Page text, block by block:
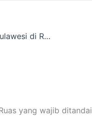
Mengenal Tiga Kantong Semar Langka Khas Sulawesi di Rore Kautimbu TN Lore Lindu
yang wajib ditandai